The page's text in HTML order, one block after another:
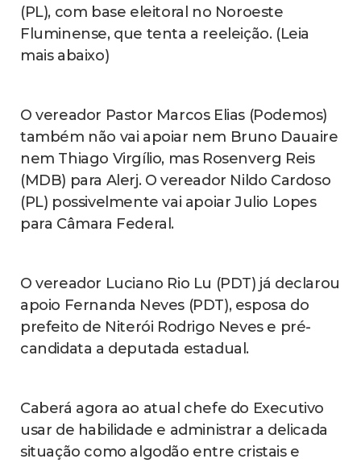
(PL), com base eleitoral no Noroeste
Fluminense, que tenta a reeleição. (Leia
mais abaixo)
O vereador Pastor Marcos Elias (Podemos)
também não vai apoiar nem Bruno Dauaire
nem Thiago Virgílio, mas Rosenverg Reis
(MDB) para Alerj. O vereador Nildo Cardoso
(PL) possivelmente vai apoiar Julio Lopes
para Câmara Federal.
O vereador Luciano Rio Lu (PDT) já declarou
apoio Fernanda Neves (PDT), esposa do
prefeito de Niterói Rodrigo Neves e pré-
candidata a deputada estadual.
Caberá agora ao atual chefe do Executivo
usar de habilidade e administrar a delicada
situação como algodão entre cristais e